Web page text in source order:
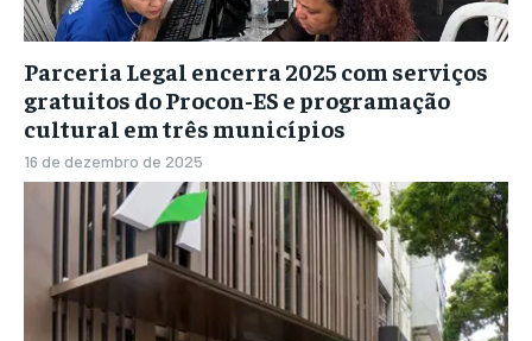
Parceria Legal encerra 2025 com serviços
gratuitos do Procon-ES e programação
cultural em três municípios
16 de dezembro de 2025